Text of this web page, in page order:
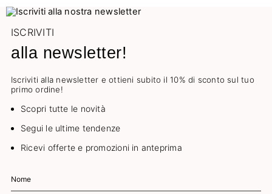
ISCRIVITI
alla newsletter!
Iscriviti alla newsletter e ottieni subito il 10% di sconto sul tuo
primo ordine!
Scopri tutte le novità
Segui le ultime tendenze
Ricevi offerte e promozioni in anteprima